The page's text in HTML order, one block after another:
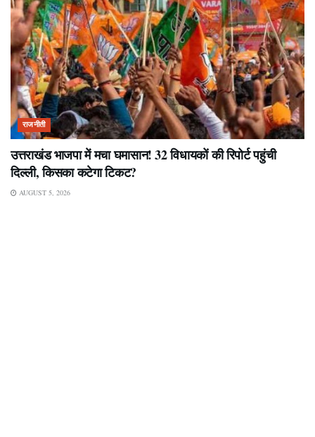
राजनीती
उत्तराखंड भाजपा में मचा घमासान! 32 विधायकों की रिपोर्ट पहुंची
दिल्ली, किसका कटेगा टिकट?
AUGUST 5, 2026